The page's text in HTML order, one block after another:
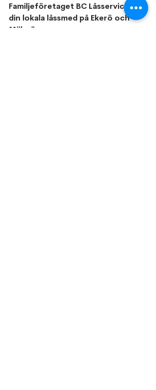
Familjeföretaget BC Låsservice AB
din lokala låssmed på Ekerö och
Mälaröarna